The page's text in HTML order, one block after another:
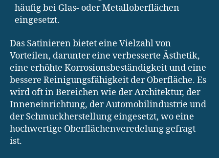
häufig bei Glas- oder Metalloberflächen
eingesetzt.
Das Satinieren bietet eine Vielzahl von
Vorteilen, darunter eine verbesserte Ästhetik,
eine erhöhte Korrosionsbeständigkeit und eine
bessere Reinigungsfähigkeit der Oberfläche. Es
wird oft in Bereichen wie der Architektur, der
Inneneinrichtung, der Automobilindustrie und
der Schmuckherstellung eingesetzt, wo eine
hochwertige Oberflächenveredelung gefragt
ist.